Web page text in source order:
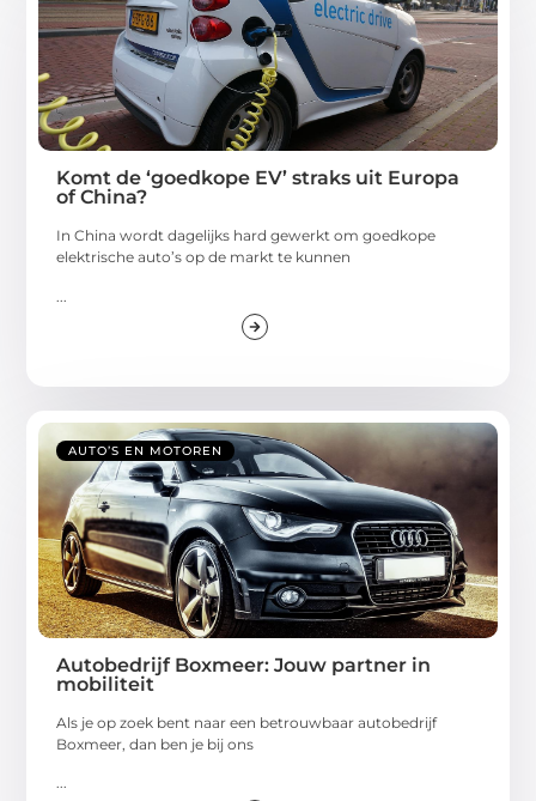
Komt de ‘goedkope EV’ straks uit Europa
of China?
In China wordt dagelijks hard gewerkt om goedkope
elektrische auto’s op de markt te kunnen
AUTO’S EN MOTOREN
Autobedrijf Boxmeer: Jouw partner in
mobiliteit
Als je op zoek bent naar een betrouwbaar autobedrijf
Boxmeer, dan ben je bij ons
...